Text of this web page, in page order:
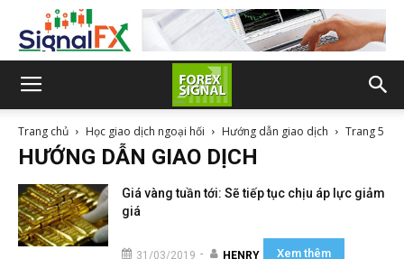
Trang chủ Học giao dịch ngoại hối Hướng dẫn giao dịch Trang 5
HƯỚNG DẪN GIAO DỊCH
Giá vàng tuần tới: Sẽ tiếp tục chịu áp lực giảm
giá
31/03/2019 - HENRY Xem thêm